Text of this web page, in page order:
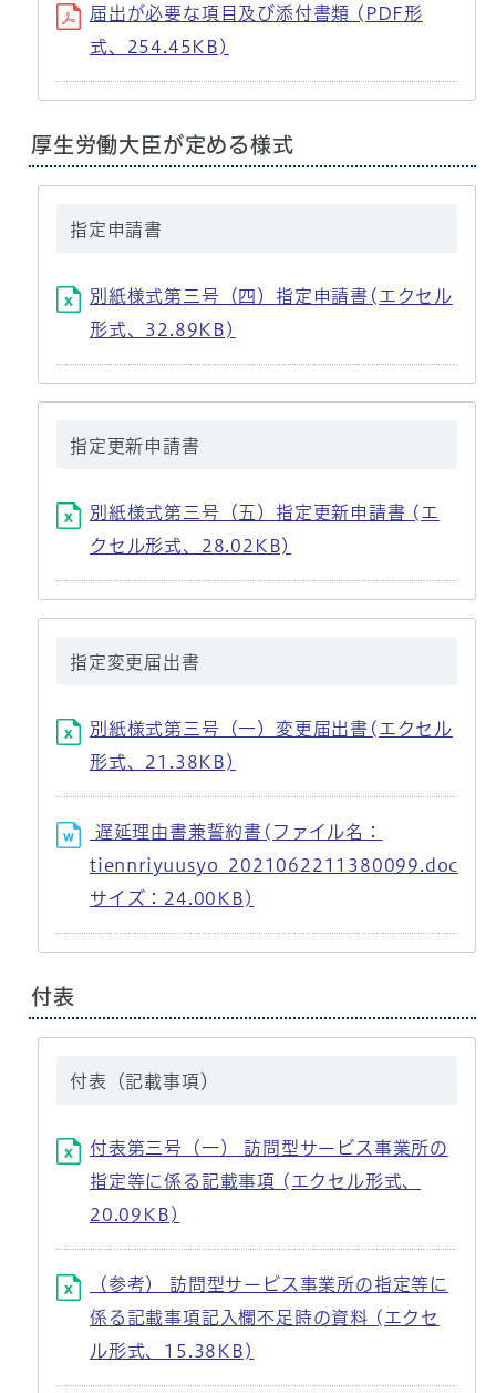
届出が必要な項目及び添付書類 (PDF形
式、254.45KB)
厚生労働大臣が定める様式
指定申請書
別紙様式第三号（四）指定申請書(エクセル
形式、32.89KB)
指定更新申請書
別紙様式第三号（五）指定更新申請書 (エ
クセル形式、28.02KB)
指定変更届出書
別紙様式第三号（一）変更届出書(エクセル
形式、21.38KB)
遅延理由書兼誓約書(ファイル名：
tiennriyuusyo_2021062211380099.doc
サイズ：24.00KB)
付表
付表（記載事項）
付表第三号（一） 訪問型サービス事業所の
指定等に係る記載事項 (エクセル形式、
20.09KB)
（参考） 訪問型サービス事業所の指定等に
係る記載事項記入欄不足時の資料 (エクセ
ル形式、15.38KB)